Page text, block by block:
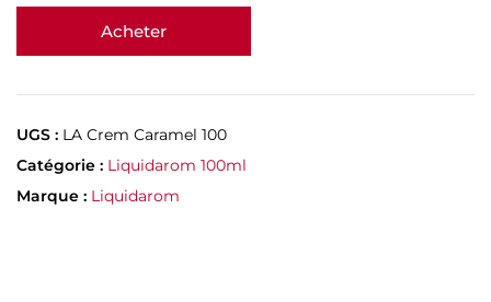
Acheter
UGS : LA Crem Caramel 100
Catégorie : Liquidarom 100ml
Marque : Liquidarom